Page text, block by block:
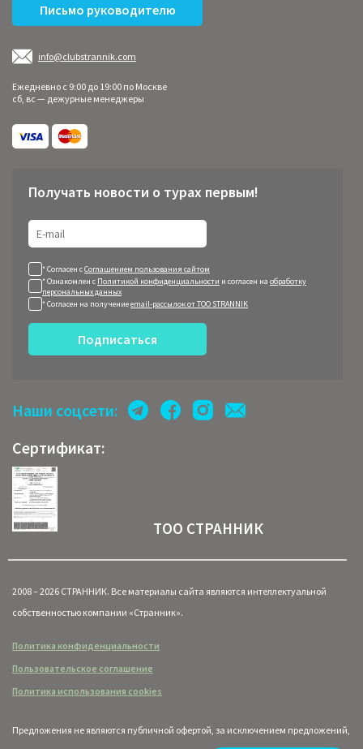
Письмо руководителю
info@clubstrannik.com
Ежедневно с 9:00 до 19:00 по Москве
сб, вс — дежурные менеджеры
Получать новости о турах первым!
* Согласен сСоглашением пользования сайтом
* Ознакомлен с Политикой конфиденциальности и согласен на обработку
персональных данных
* Согласен на получениеemail-рассылок от ТОО STRANNIK
Подписаться
Наши соцсети:
Сертификат:
ТОО СТРАННИК
2008 – 2026 СТРАННИК. Все материалы сайта являются интеллектуальной
собственностью компании «Странник».
Политика конфиденциальности
Пользовательское соглашение
Политика использования cookies
Предложения не являются публичной офертой, за исключением предложений,